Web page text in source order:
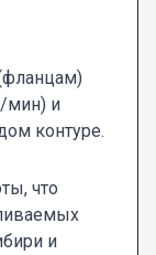
мин) и
контуре.
что
и